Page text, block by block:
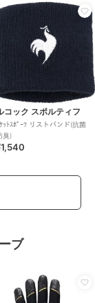
コック スポルティフ
ｯﾄｽﾎﾟｰﾂ リストバンド(抗菌
臭)
ブ